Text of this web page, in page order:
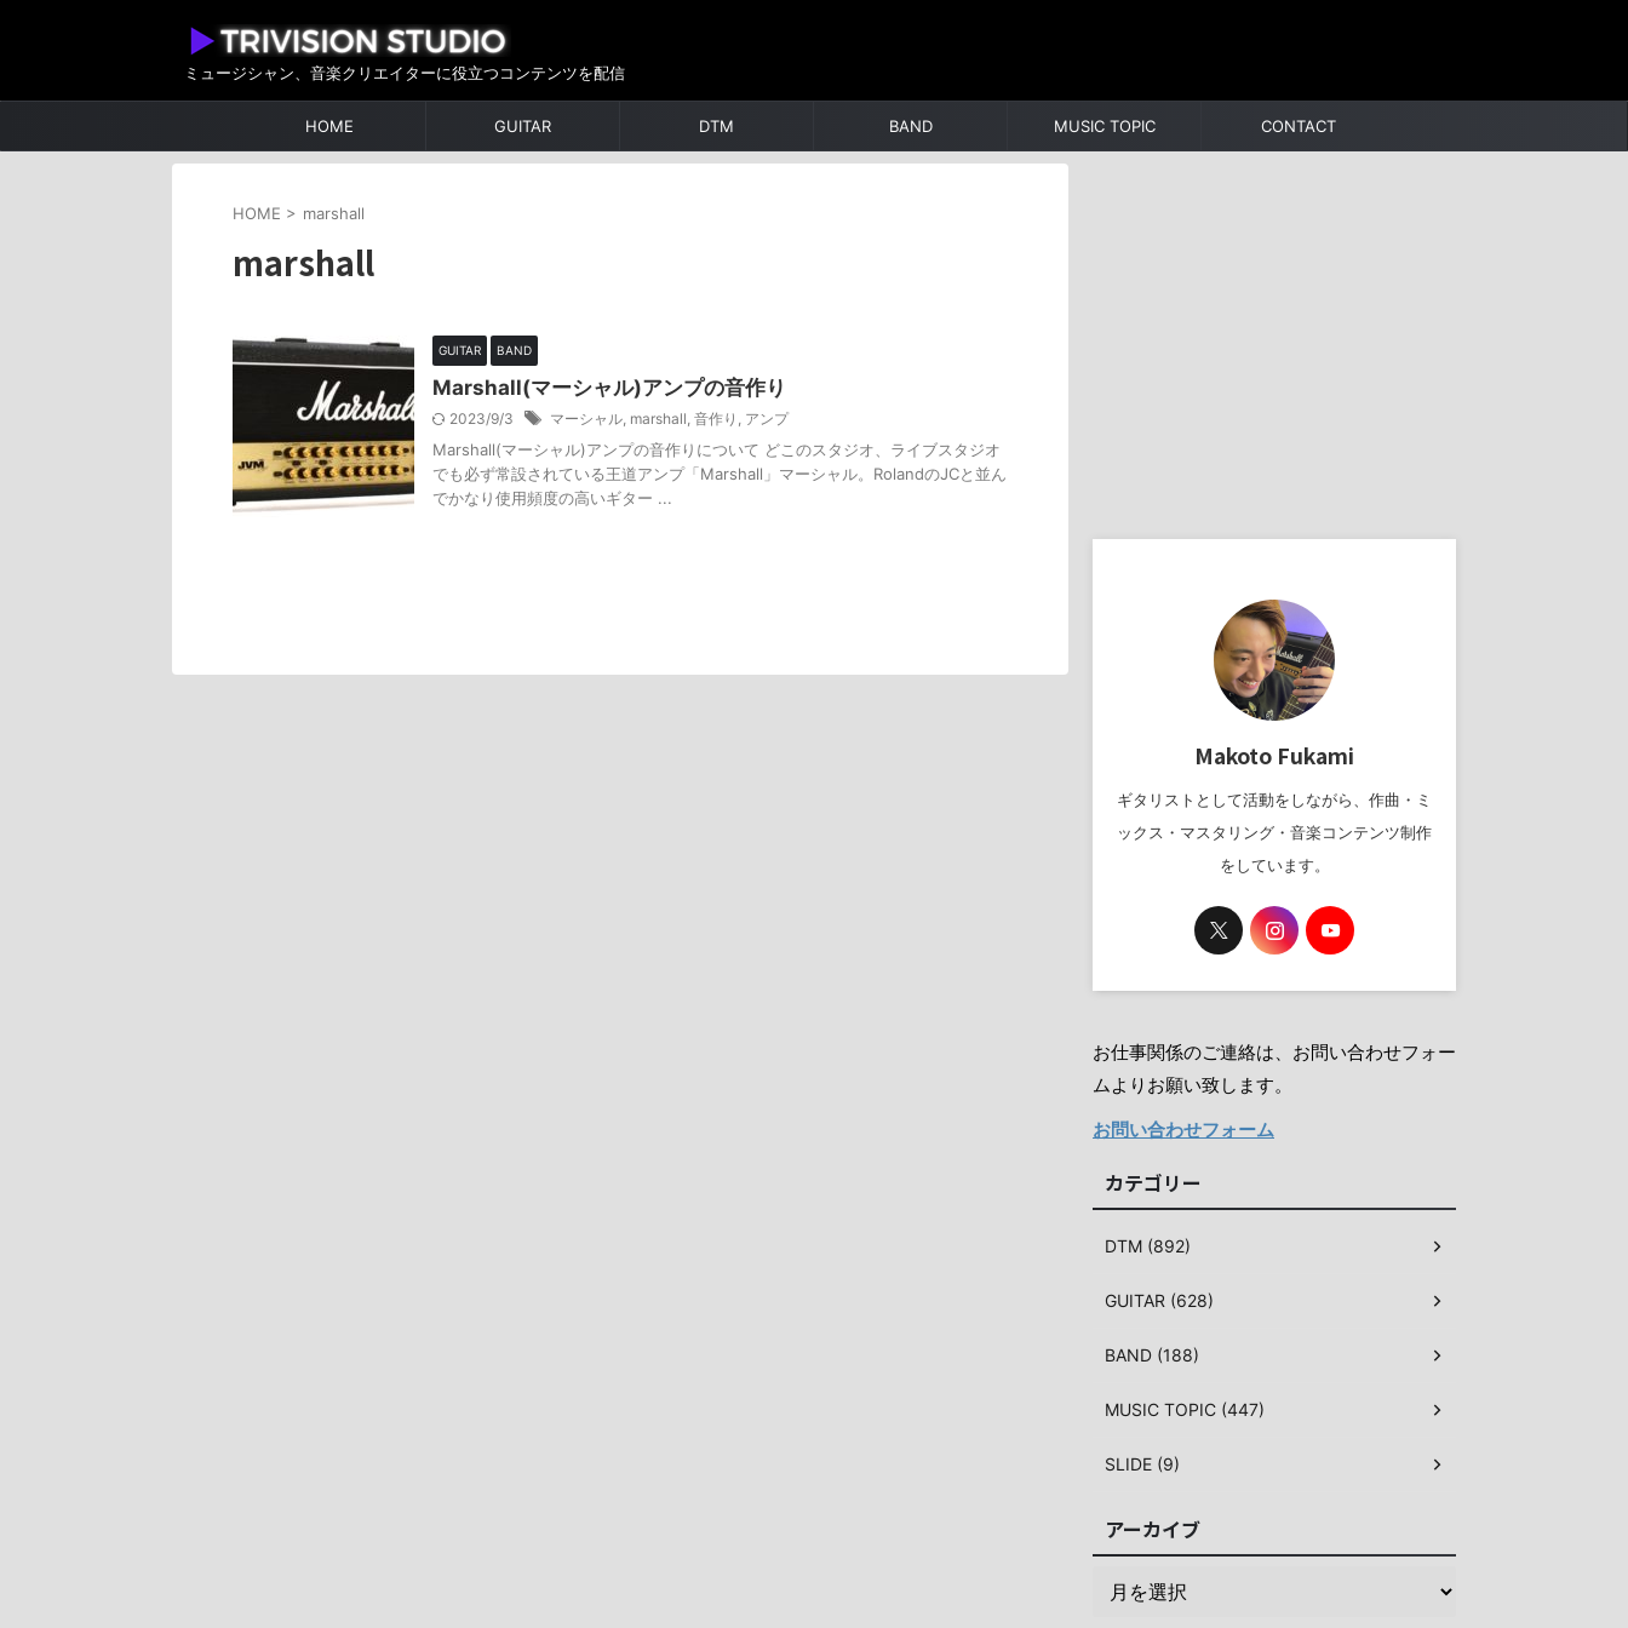
ミュージシャン、音楽クリエイターに役立つコンテンツを配信
HOME GUITAR DTM BAND MUSIC TOPIC CONTACT
HOME > marshall
marshall
GUITAR BAND
Marshall(マーシャル)アンプの音作り
2023/9/3 マーシャル, marshall, 音作り , アンプ
Marshall(マーシャル)アンプの音作りについて どこのスタジオ、ライブスタジオ
でも必ず常設されている王道アンプ「Marshall」マーシャル。RolandのJCと並ん
でかなり使用頻度の高いギター ...
Makoto Fukami
ギタリストとして活動をしながら、作曲・ミ
ックス・マスタリング・音楽コンテンツ制作
をしています。
お仕事関係のご連絡は、お問い合わせフォー
ムよりお願い致します。
お問い合わせフォーム
カテゴリー
DTM (892)
GUITAR (628)
BAND (188)
MUSIC TOPIC (447)
SLIDE (9)
アーカイブ